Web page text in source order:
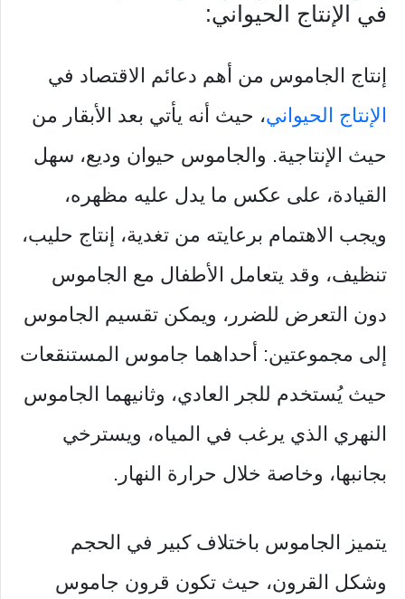
في الإنتاج الحيواني:
إنتاج الجاموس من أهم دعائم الاقتصاد في
الإنتاج الحيواني، حيث أنه يأتي بعد الأبقار من
حيث الإنتاجية. والجاموس حيوان وديع، سهل
القيادة، على عكس ما يدل عليه مظهره،
ويجب الاهتمام برعايته من تغدية، إنتاج حليب،
تنظيف، وقد يتعامل الأطفال مع الجاموس
دون التعرض للضرر، ويمكن تقسيم الجاموس
إلى مجموعتين: أحداهما جاموس المستنقعات
حيث يُستخدم للجر العادي، وثانيهما الجاموس
النهري الذي يرغب في المياه، ويسترخي
بجانبها، وخاصة خلال حرارة النهار.
يتميز الجاموس باختلاف كبير في الحجم
وشكل القرون، حيث تكون قرون جاموس